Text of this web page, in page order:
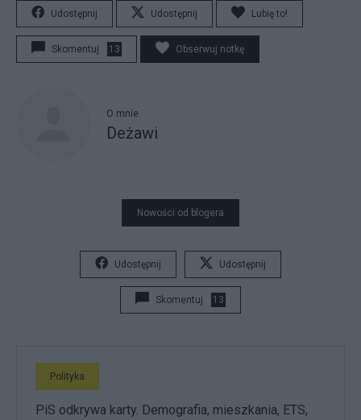
Udostępnij Udostępnij Lubię to!
Skomentuj 13 Obserwuj notkę
O mnie
Deżawi
Nowości od blogera
Udostępnij Udostępnij
Skomentuj 13
Polityka
PiS odkrywa karty. Demografia, mieszkania, ETS,